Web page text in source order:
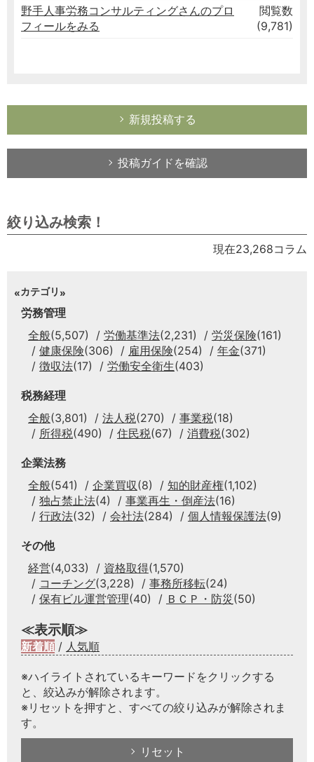
野手人事労務コンサルティングさんのプロ
フィールをみる
閲覧数
(9,781)
新規投稿する
投稿ガイドを確認
絞り込み検索！
現在23,268コラム
カテゴリ
労務管理
全般(5,507) 労働基準法(2,231) 労災保険(161)
健康保険(306) 雇用保険(254) 年金(371)
徴収法(17) 労働安全衛生(403)
税務経理
全般(3,801) 法人税(270) 事業税(18)
所得税(490) 住民税(67) 消費税(302)
企業法務
全般(541) 企業買収(8) 知的財産権(1,102)
独占禁止法(4) 事業再生・倒産法(16)
行政法(32) 会社法(284) 個人情報保護法(9)
その他
経営(4,033) 資格取得(1,570)
コーチング(3,228) 事務所移転(24)
保有ビル運営管理(40) ＢＣＰ・防災 (50)
≪表示順≫
新着順 / 人気順
※ハイライトされているキーワードをクリックする
と、絞込みが解除されます。
※リセットを押すと、すべての絞り込みが解除されま
す。
リセット